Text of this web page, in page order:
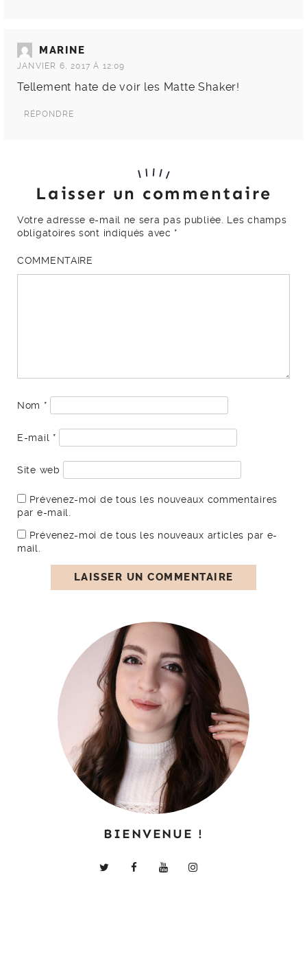
MARINE
JANVIER 6, 2017 À 12:09
Tellement hate de voir les Matte Shaker!
RÉPONDRE
Laisser un commentaire
Votre adresse e-mail ne sera pas publiée.
Les champs
obligatoires sont indiqués avec *
COMMENTAIRE
Nom *
E-mail *
Site web
Prévenez-moi de tous les nouveaux commentaires
par e-mail.
Prévenez-moi de tous les nouveaux articles par e-
mail.
BIENVENUE !